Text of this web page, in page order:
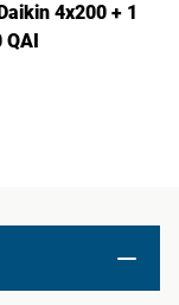
4x200 + 1
QAI